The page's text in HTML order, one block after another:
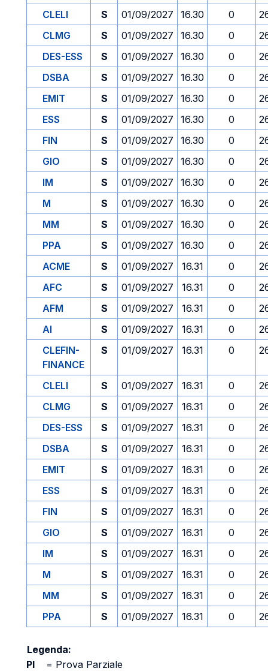
CLELI S 01/09/2027 16.30 0
CLMG
S 01/09/2027 16.30 0
DES-ESS
S 01/09/2027 16.30 0
DSBA
S 01/09/2027 16.30 0
EMIT
S 01/09/2027 16.30 0
ESS
S 01/09/2027 16.30 0
FIN
S 01/09/2027 16.30 0
GIO
S 01/09/2027 16.30 0
IM
S 01/09/2027 16.30 0
M
S 01/09/2027 16.30 0
MM
S 01/09/2027 16.30 0
PPA
S 01/09/2027 16.30 0
ACME
S 01/09/2027 16.31 0
AFC
S 01/09/2027 16.31 0
AFM
S 01/09/2027 16.31 0
AI
S 01/09/2027 16.31 0
CLEFIN-
FINANCE
S 01/09/2027 16.31 0
CLELI S 01/09/2027 16.31 0
CLMG
S 01/09/2027 16.31 0
DES-ESS
S 01/09/2027 16.31 0
DSBA
S 01/09/2027 16.31 0
EMIT
S 01/09/2027 16.31 0
ESS
S 01/09/2027 16.31 0
FIN
S 01/09/2027 16.31 0
GIO
S 01/09/2027 16.31 0
IM
S 01/09/2027 16.31 0
M
S 01/09/2027 16.31 0
MM
S 01/09/2027 16.31 0
PPA
S 01/09/2027 16.31 0
Legenda:
PI
= Prova Parziale